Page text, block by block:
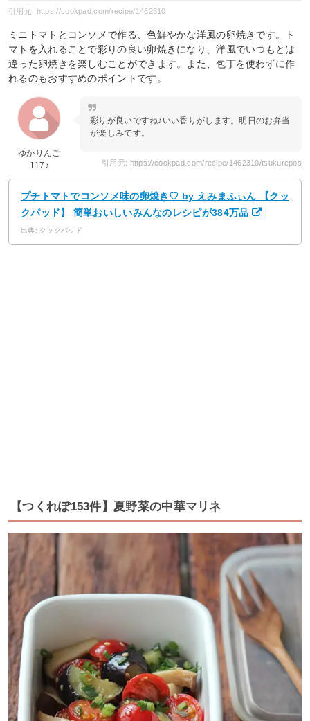
引用元: https://cookpad.com/recipe/1462310
ミニトマトとコンソメで作る、色鮮やかな洋風の卵焼きです。ト
マトを入れることで彩りの良い卵焼きになり、洋風でいつもとは
違った卵焼きを楽しむことができます。また、包丁を使わずに作
れるのもおすすめのポイントです。
ゆかりんご
117♪
彩りが良いですね♪いい香りがします。明日のお弁当
が楽しみです。
引用元: https://cookpad.com/recipe/1462310/tsukurepos
プチトマトでコンソメ味の卵焼き♡ by えみまふぃん 【クッ
クパッド】 簡単おいしいみんなのレシピが384万品
出典: クックパッド
【つくれぽ153件】夏野菜の中華マリネ